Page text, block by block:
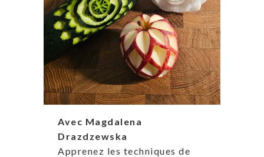
Avec Magdalena
Drazdzewska
Apprenez les techniques de